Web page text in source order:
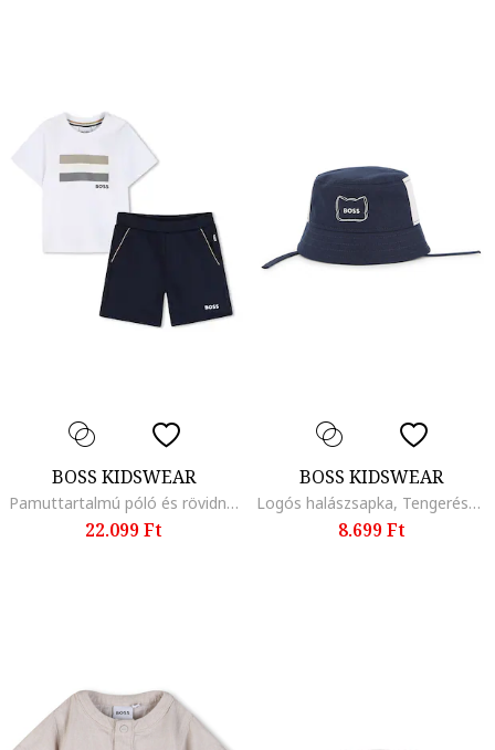
BOSS KIDSWEAR
Pamuttartalmú póló és rövidnadrág szett - 2 részes, Fehér/Tengerészkék
22.099 Ft
BOSS KIDSWEAR
Logós halászsapka, Tengerészkék
8.699 Ft